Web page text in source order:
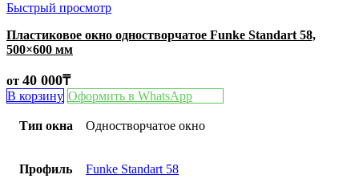
Быстрый просмотр
Пластиковое окно одностворчатое Funke Standart 58,
500×600 мм
от 40 000₸
В корзину Оформить в WhatsApp
Тип окна Одностворчатое окно
Профиль Funke Standart 58